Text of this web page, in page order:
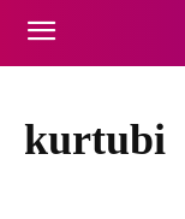
kurtubi